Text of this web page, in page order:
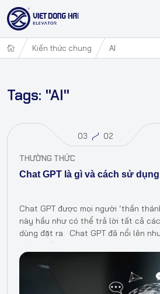
Kiến thức chung AI
Tags: "AI"
03 02
THƯỜNG THỨC
Chat GPT là gì và cách sử
Chat GPT được mọi người ‘thần
này hầu như có thể trả lời tất cả
dùng đặt ra. Chat GPT đã nổi lên
năng” trên…